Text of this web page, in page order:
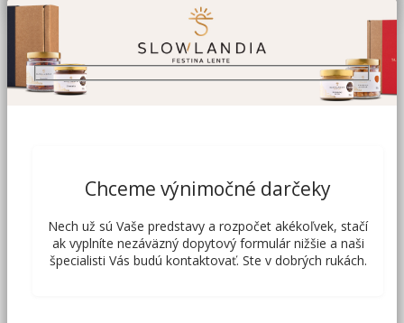
Chceme výnimočné darčeky
Nech už sú Vaše predstavy a rozpočet akékoľvek, stačí
ak vyplníte nezáväzný dopytový formulár nižšie a naši
špecialisti Vás budú kontaktovať. Ste v dobrých rukách.